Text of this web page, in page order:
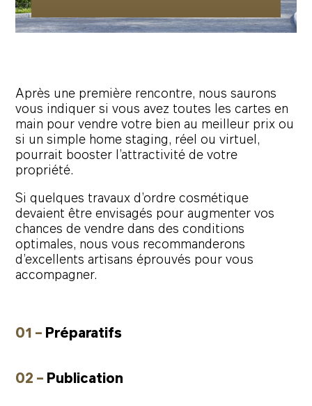
Après une première rencontre, nous saurons
vous indiquer si vous avez toutes les cartes en
main pour vendre votre bien au meilleur prix ou
si un simple home staging, réel ou virtuel,
pourrait booster l’attractivité de votre
propriété.
Si quelques travaux d’ordre cosmétique
devaient être envisagés pour augmenter vos
chances de vendre dans des conditions
optimales, nous vous recommanderons
d’excellents artisans éprouvés pour vous
accompagner.
01 – Préparatifs
02 – Publication